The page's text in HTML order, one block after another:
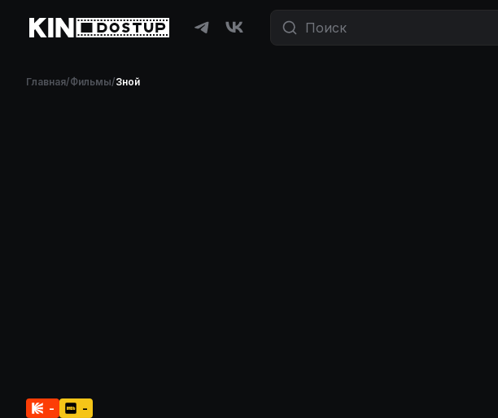
Главная/Фильмы/Зной
- -